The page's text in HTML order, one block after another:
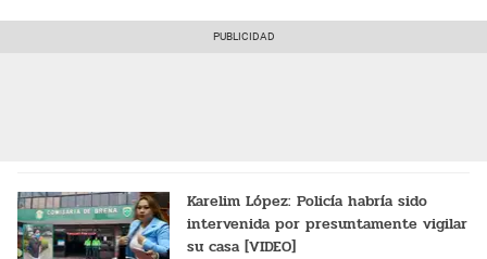
Karelim López: Policía habría sido
intervenida por presuntamente vigilar
su casa [VIDEO]